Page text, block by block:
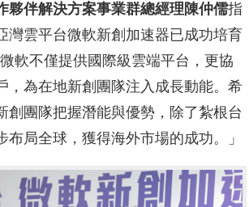
夥伴解決方案事業群總經理陳仲儒指
灣雲平台微軟新創加速器已成功培育
軟不僅提供國際級雲端平台，更協
，為在地新創團隊注入成長動能。希
創團隊把握潛能與優勢，除了紮根台
布局全球，獲得海外市場的成功。」